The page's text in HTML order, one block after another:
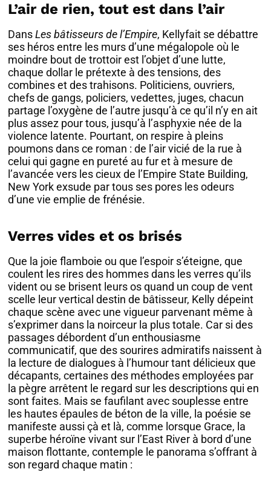
L’air de rien, tout est dans l’air
DansLes bâtisseurs de l’Empire, Kellyfait se débattre
ses héros entre les murs d’une mégalopole où le
moindre bout de trottoir est l’objet d’une lutte,
chaque dollar le prétexte à des tensions, des
combines et des trahisons. Politiciens, ouvriers,
chefs de gangs, policiers, vedettes, juges, chacun
partage l’oxygène de l’autre jusqu’à ce qu’il n’y en ait
plus assez pour tous, jusqu’à l’asphyxie née de la
violence latente. Pourtant, on respire à pleins
poumons dans ce roman : de l’air vicié de la rue à
celui qui gagne en pureté au fur et à mesure de
l’avancée vers les cieux de l’Empire State Building,
New York exsude par tous ses pores les odeurs
d’une vie emplie de frénésie.
Verres vides et os brisés
Que la joie flamboie ou que l’espoir s’éteigne, que
coulent les rires des hommes dans les verres qu’ils
vident ou se brisent leurs os quand un coup de vent
scelle leur vertical destin de bâtisseur, Kelly dépeint
chaque scène avec une vigueur parvenant même à
s’exprimer dans la noirceur la plus totale. Car si des
passages débordent d’un enthousiasme
communicatif, que des sourires admiratifs naissent à
la lecture de dialogues à l’humour tant délicieux que
décapants, certaines des méthodes employées par
la pègre arrêtent le regard sur les descriptions qui en
sont faites. Mais se faufilant avec souplesse entre
les hautes épaules de béton de la ville, la poésie se
manifeste aussi çà et là, comme lorsque Grace, la
superbe héroïne vivant sur l’East River à bord d’une
maison flottante, contemple le panorama s’offrant à
son regard chaque matin :